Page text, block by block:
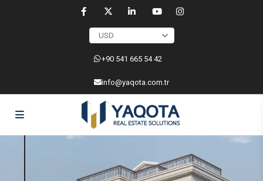
USD
‎+90 541 665 54 42
info@yaqota.com.tr